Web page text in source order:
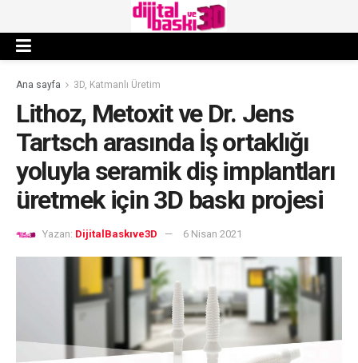
Ana sayfa 3D, Katmanlı Üretim
Lithoz, Metoxit ve Dr. Jens
Tartsch arasında İş ortaklığı
yoluyla seramik diş implantları
üretmek için 3D baskı projesi
Yazan: DijitalBaskıve3D 6 Nisan 2021